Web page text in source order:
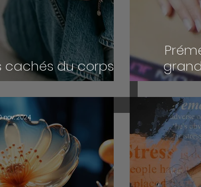
cachés du corps
nov. 2024